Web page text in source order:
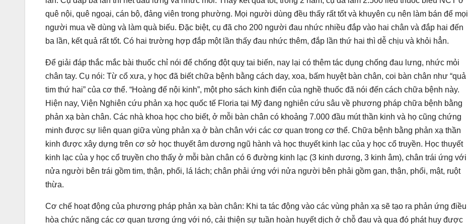
quê nội, quê ngoại, cán bộ, đảng viên trong phường. Mọi người dùng đều thấy rất tốt và khuyên cụ nên làm bán để mọi
người mua về dùng và làm quà biếu. Đặc biệt, cụ đã cho 200 người đau nhức nhiều đắp vào hai chân và đắp hai đến
ba lần, kết quả rất tốt. Có hai trường hợp đắp một lần thấy đau nhức thêm, đắp lần thứ hai thì dễ chịu và khỏi hẳn.
Để giải đáp thắc mắc bài thuốc chỉ nói để chống đột quỵ tai biến, nay lại có thêm tác dụng chống đau lưng, nhức mỏi
chân tay. Cụ nói: Từ cổ xưa, y học đã biết chữa bệnh bằng cách day, xoa, bấm huyệt bàn chân, coi bàn chân như “quả
tim thứ hai” của cơ thể. “Hoàng đế nội kinh”, một pho sách kinh điển của nghề thuốc đã nói đến cách chữa bệnh này.
Hiện nay, Viện Nghiên cứu phản xạ học quốc tế Floria tại Mỹ đang nghiên cứu sâu về phương pháp chữa bệnh bằng
phản xạ bàn chân. Các nhà khoa học cho biết, ở mỗi bàn chân có khoảng 7.000 đầu mút thần kinh và họ cũng chứng
minh được sự liên quan giữa vùng phản xạ ở bàn chân với các cơ quan trong cơ thể. Chữa bệnh bằng phản xạ thần
kinh được xây dựng trên cơ sở học thuyết âm dương ngũ hành và học thuyết kinh lạc của y học cổ truyền. Học thuyết
kinh lạc của y học cổ truyền cho thấy ở mỗi bàn chân có 6 đường kinh lạc (3 kinh dương, 3 kinh âm), chân trái ứng với
nửa người bên trái gồm tim, thận, phổi, lá lách; chân phải ứng với nửa người bên phải gồm gan, thận, phổi, mật, ruột
thừa.
Cơ chế hoạt động của phương pháp phản xạ bàn chân: Khi ta tác động vào các vùng phản xạ sẽ tạo ra phản ứng điều
hòa chức năng các cơ quan tương ứng với nó, cải thiện sự tuần hoàn huyết dịch ở chỗ đau và qua đó phát huy được